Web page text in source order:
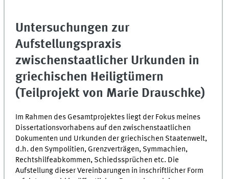
Untersuchungen zur
Aufstellungspraxis
zwischenstaatlicher Urkunden in
griechischen Heiligtümern
(Teilprojekt von Marie Drauschke)
Im Rahmen des Gesamtprojektes liegt der Fokus meines
Dissertationsvorhabens auf den zwischenstaatlichen
Dokumenten und Urkunden der griechischen Staatenwelt,
d.h. den Sympolitien, Grenzverträgen, Symmachien,
Rechtshilfeabkommen, Schiedssprüchen etc. Die
Aufstellung dieser Vereinbarungen in inschriftlicher Form